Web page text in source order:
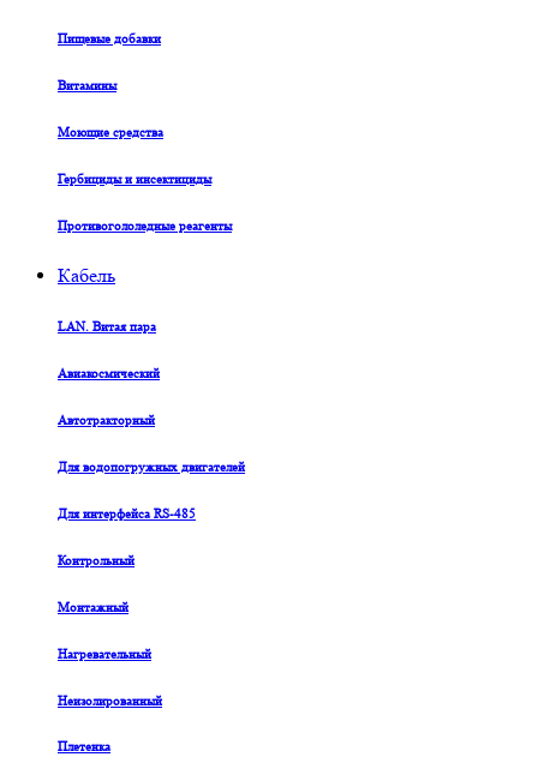
Пищевые добавки
Витамины
Моющие средства
Гербициды и инсектициды
Противогололедные реагенты
Кабель
LAN. Витая пара
Авиакосмический
Автотракторный
Для водопогружных двигателей
Для интерфейса RS-485
Контрольный
Монтажный
Нагревательный
Неизолированный
Плетенка